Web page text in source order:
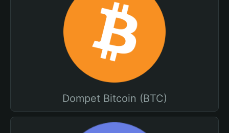
Dompet Bitcoin (BTC)